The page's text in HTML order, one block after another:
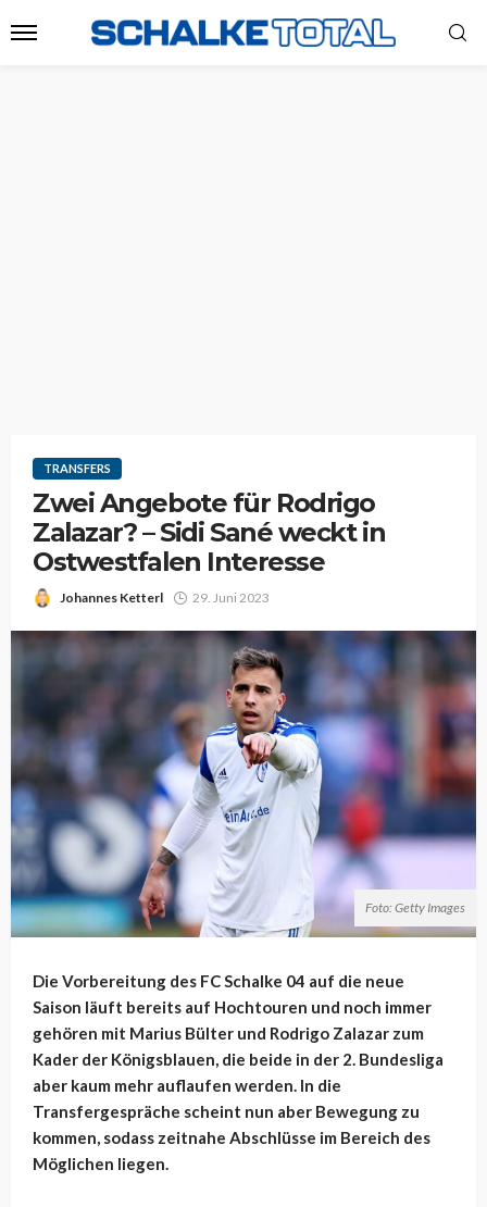
TRANSFERS
Zwei Angebote für Rodrigo
Zalazar? – Sidi Sané weckt in
Ostwestfalen Interesse
Johannes Ketterl 29. Juni 2023
Foto: Getty Images
Die Vorbereitung des FC Schalke 04 auf die neue
Saison läuft bereits auf Hochtouren und noch immer
gehören mit Marius Bülter und Rodrigo Zalazar zum
Kader der Königsblauen, die beide in der 2. Bundesliga
aber kaum mehr auflaufen werden. In die
Transfergespräche scheint nun aber Bewegung zu
kommen, sodass zeitnahe Abschlüsse im Bereich des
Möglichen liegen.